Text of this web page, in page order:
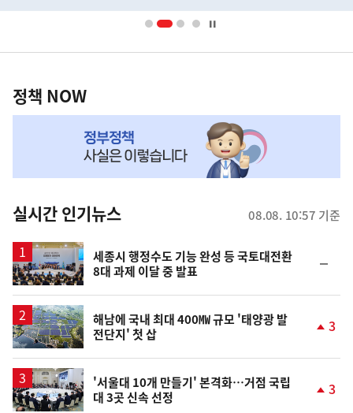
영
책
NOW,
뉴
스
정책 NOW
실시간 인기뉴스 08.08. 10:57 기준
세종시 행정수도 기능 완성 등 국토대전환
8대 과제 이달 중 발표
일
해남에 국내 최대 400㎿ 규모 '태양광 발
전단지' 첫 삽
계
3
'서울대 10개 만들기' 본격화…거점 국립
대 3곳 신속 선정
3